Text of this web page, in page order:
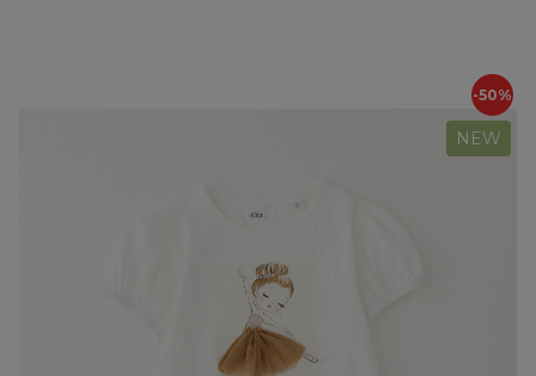
-50%
NEW